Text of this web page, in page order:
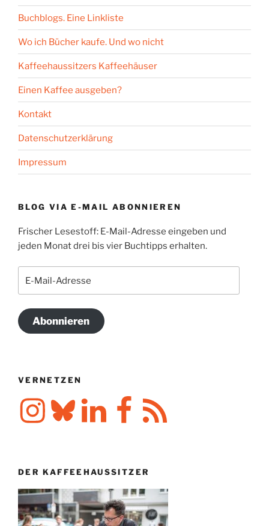
Buchblogs. Eine Linkliste
Wo ich Bücher kaufe. Und wo nicht
Kaffeehaussitzers Kaffeehäuser
Einen Kaffee ausgeben?
Kontakt
Datenschutzerklärung
Impressum
BLOG VIA E-MAIL ABONNIEREN
Frischer Lesestoff: E-Mail-Adresse eingeben und
jeden Monat drei bis vier Buchtipps erhalten.
Mail-
Abonnieren
VERNETZEN
InstagramBlueskyLinkedIn FacebookRSS-
Feed
DER KAFFEEHAUSSITZER